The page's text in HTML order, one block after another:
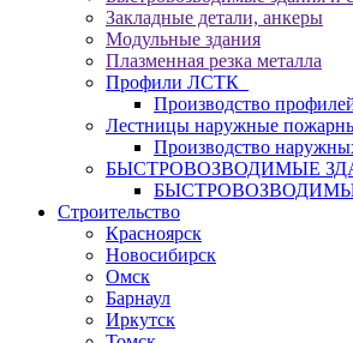
Закладные детали, анкеры
Модульные здания
Плазменная резка металла
Профили ЛСТК
Производство
Лестницы наружные
Производство
БЫСТРОВОЗВОДИМЫЕ
Строительство
Красноярск
Новосибирск
Омск
Барнаул
Иркутск